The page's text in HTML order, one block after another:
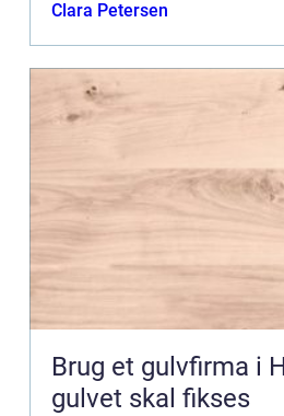
Clara Petersen
Brug et gulvfirma i
gulvet skal fikses